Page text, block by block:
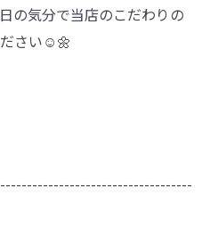
の気分で当店のこだわりの
さい☺️🌼